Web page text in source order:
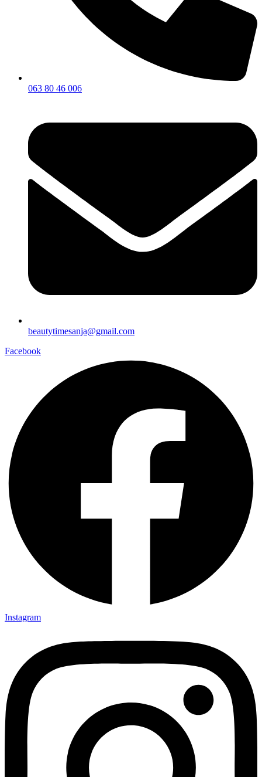
063 80 46 006
beautytimesanja@gmail.com
Facebook
Instagram